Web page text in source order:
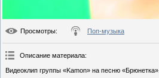
Просмотры: Поп-музыка
Описание материала:
Видеоклип группы «Kamon» на песню «Брюнетка».